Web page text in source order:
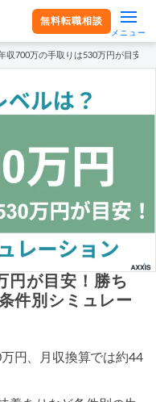
無料転職相談
メニュー
収700万の手取りは530万円が目安！
円が目安！勝ち
件別シミュレー
円、月収換算では約44